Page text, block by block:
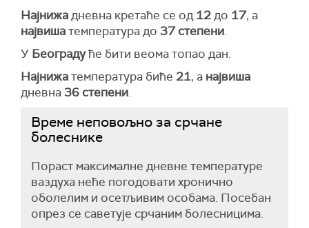
Најнижадневна кретаће се од12до 17, а
највишатемпература до 37 степени.
У Београдуће бити веома топао дан.
Најнижатемпература биће 21, а највиша
дневна 36 степени.
Време неповољно за срчане
болеснике
Пораст максималне дневне температуре
ваздуха неће погодовати хронично
оболелим и осетљивим особама. Посебан
опрез се саветује срчаним болесницима.